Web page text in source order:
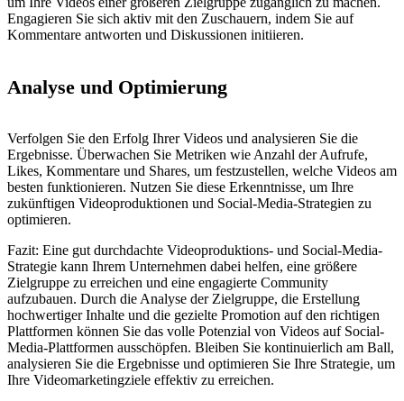
Engagieren Sie sich aktiv mit den Zuschauern, indem Sie auf
Kommentare antworten und Diskussionen initiieren.
Analyse und Optimierung
Verfolgen Sie den Erfolg Ihrer Videos und analysieren Sie die
Ergebnisse. Überwachen Sie Metriken wie Anzahl der Aufrufe,
Likes, Kommentare und Shares, um festzustellen, welche Videos am
besten funktionieren. Nutzen Sie diese Erkenntnisse, um Ihre
zukünftigen Videoproduktionen und Social-Media-Strategien zu
optimieren.
Fazit: Eine gut durchdachte Videoproduktions- und Social-Media-
Strategie kann Ihrem Unternehmen dabei helfen, eine größere
Zielgruppe zu erreichen und eine engagierte Community
aufzubauen. Durch die Analyse der Zielgruppe, die Erstellung
hochwertiger Inhalte und die gezielte Promotion auf den richtigen
Plattformen können Sie das volle Potenzial von Videos auf Social-
Media-Plattformen ausschöpfen. Bleiben Sie kontinuierlich am Ball,
analysieren Sie die Ergebnisse und optimieren Sie Ihre Strategie, um
Ihre Videomarketingziele effektiv zu erreichen.